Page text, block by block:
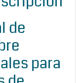
de
para